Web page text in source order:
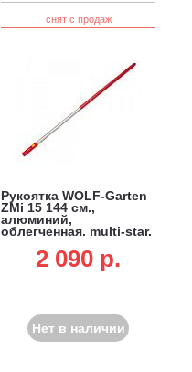
снят с продаж
Рукоятка WOLF-Garten
ZMi 15 144 см.,
алюминий,
облегченная, multi-star,
3-в-1, SR-M 60 и лопат
для очистки от снега
2 090 p.
Нет в наличии